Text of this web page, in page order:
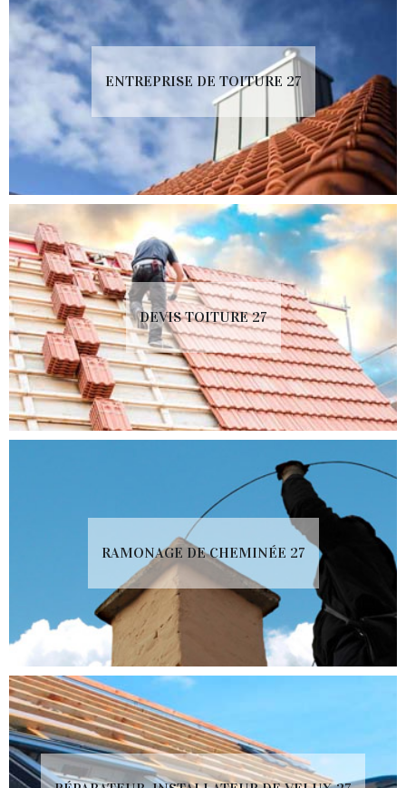
ENTREPRISE DE TOITURE 27
DEVIS TOITURE 27
RAMONAGE DE CHEMINÉE 27